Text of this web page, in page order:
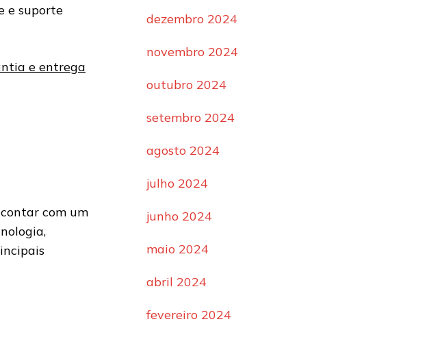
e suporte
e entrega
com um
dezembro 2024
novembro 2024
outubro 2024
setembro 2024
agosto 2024
julho 2024
junho 2024
maio 2024
abril 2024
fevereiro 2024